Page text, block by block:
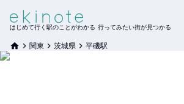
はじめて行く駅のことがわかる 行ってみたい街が見つかる
関東 茨城県 平磯駅